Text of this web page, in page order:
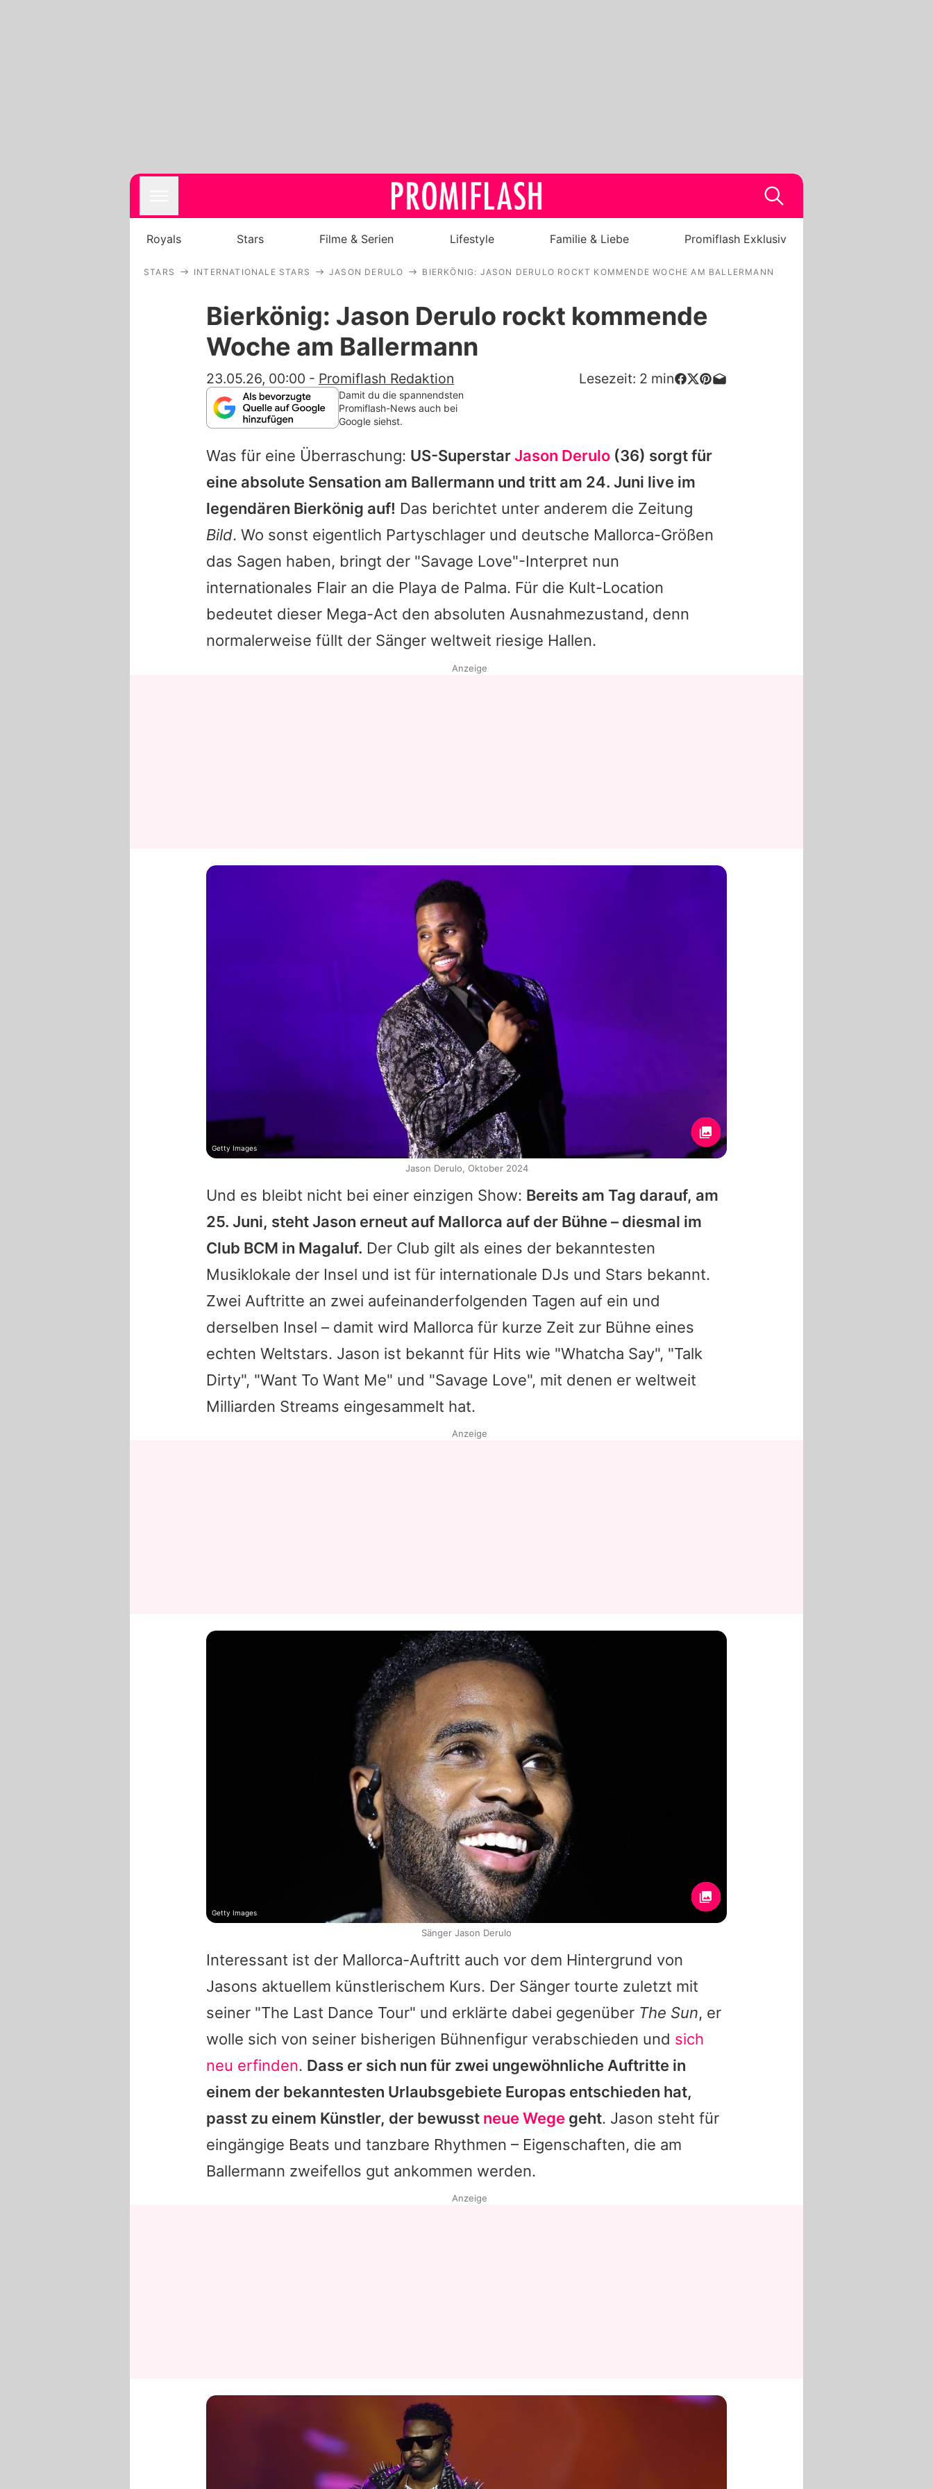
Royals
Stars
Familie & Liebe
Alle Themen auf Promiflash
App runterladen
Team
Redaktionelle Richtlinien
Impressum
Datenschutzerklärung
Nutzungsbedingungen
Royals Stars Filme & Serien Lifestyle Familie & Liebe Promiflash Exklusiv
STARS INTERNATIONALE STARS JASON DERULO BIERKÖNIG: JASON DERULO ROCKT KOMMENDE WOCHE AM BALLERMANN
Bierkönig: Jason Derulo rockt kommende
Woche am Ballermann
23.05.26, 00:00 - Promiflash Redaktion Lesezeit: 2 min
Damit du die spannendsten
Promiflash-News auch bei
Google siehst.
Was für eine Überraschung: US-SuperstarJason Derulo (36) sorgt für
eine absolute Sensation am Ballermann und tritt am 24. Juni live im
legendären Bierkönig auf! Das berichtet unter anderem die Zeitung
Bild. Wo sonst eigentlich Partyschlager und deutsche Mallorca-Größen
das Sagen haben, bringt der "Savage Love"-Interpret nun
internationales Flair an die Playa de Palma. Für die Kult-Location
bedeutet dieser Mega-Act den absoluten Ausnahmezustand, denn
normalerweise füllt der Sänger weltweit riesige Hallen.
Und es bleibt nicht bei einer einzigen Show: Bereits am Tag darauf, am
25. Juni, stehtJason erneut auf Mallorca auf der Bühne – diesmal im
Club BCM in Magaluf. Der Club gilt als eines der bekanntesten
Musiklokale der Insel und ist für internationale DJs und Stars bekannt.
Zwei Auftritte an zwei aufeinanderfolgenden Tagen auf ein und
derselben Insel – damit wird Mallorca für kurze Zeit zur Bühne eines
echten Weltstars. Jason ist bekannt für Hits wie "Whatcha Say", "Talk
Dirty", "Want To Want Me" und "Savage Love", mit denen er weltweit
Milliarden Streams eingesammelt hat.
Interessant ist der Mallorca-Auftritt auch vor dem Hintergrund von
Jasons aktuellem künstlerischem Kurs. Der Sänger tourte zuletzt mit
seiner "The Last Dance Tour" und erklärte dabei gegenüber The Sun, er
wolle sich von seiner bisherigen Bühnenfigur verabschieden und sich
neu erfinden. Dass er sich nun für zwei ungewöhnliche Auftritte in
einem der bekanntesten Urlaubsgebiete Europas entschieden hat,
passt zu einem Künstler, der bewusst neue Wege geht. Jason steht für
eingängige Beats und tanzbare Rhythmen – Eigenschaften, die am
Ballermann zweifellos gut ankommen werden.
Anzeige
Getty Images
Jason Derulo, Oktober 2024
Anzeige
Getty Images
Sänger Jason Derulo
Anzeige